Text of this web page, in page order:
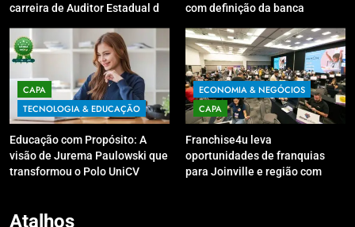
carreira de Auditor Estadual de
Youtube irá sanar dúvidas
com definição da banca
CAPA
TECNOLOGIA & EDUCAÇÃO
Educação com Propósito: A
visão de Jurema Paulowski que
transformou o Polo UniCV
ECONOMIA & NEGÓCIOS
CAPA
Franchise4u leva
oportunidades de franquias
para Joinville e região com
Atalhos